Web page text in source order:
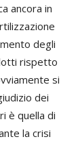
ancora in
degli
rispetto
si
dei
è quella di
la crisi